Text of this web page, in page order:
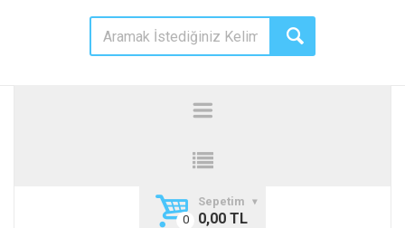
Sepetim
0,00 TL